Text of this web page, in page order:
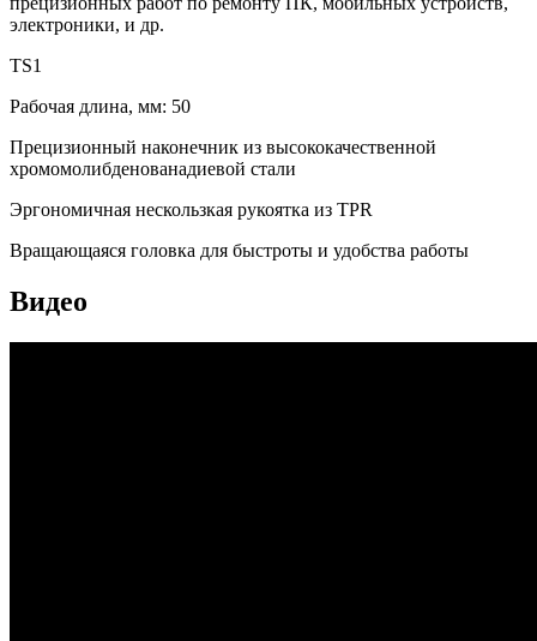
электроники, и др.
TS1
Рабочая длина, мм: 50
Прецизионный наконечник из высококачественной
хромомолибденованадиевой стали
Эргономичная нескользкая рукоятка из TPR
Вращающаяся головка для быстроты и удобства работы
Видео